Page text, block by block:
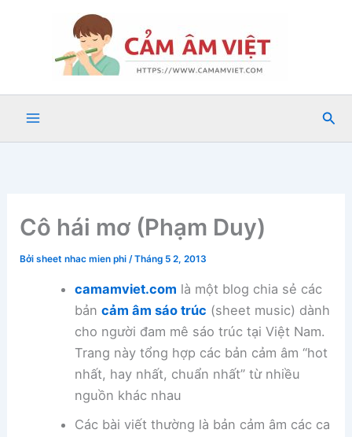
Tìm
Cô hái mơ (Phạm Duy)
Bởisheet nhac mien phi/Tháng 5 2, 2013
camamviet.com là một blog chia sẻ các
bản cảm âm sáo trúc (sheet music) dành
cho người đam mê sáo trúc tại Việt Nam.
Trang này tổng hợp các bản cảm âm “hot
nhất, hay nhất, chuẩn nhất” từ nhiều
nguồn khác nhau
Các bài viết thường là bản cảm âm các ca